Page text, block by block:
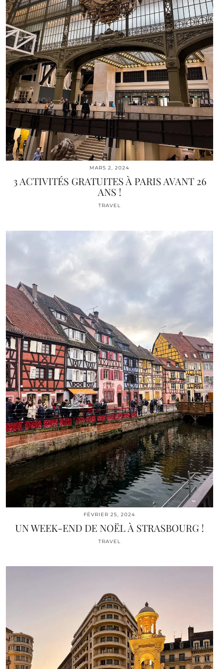
MARS 2, 2024
3 ACTIVITÉS GRATUITES À PARIS AVANT 26
ANS !
TRAVEL
FÉVRIER 25, 2024
UN WEEK-END DE NOËL À STRASBOURG !
TRAVEL